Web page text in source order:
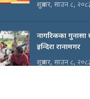
शुक्रबार, साउन ८,
नागरिकका गुनासा
इन्दिरा रानामगर
शुक्रबार, साउन ८,